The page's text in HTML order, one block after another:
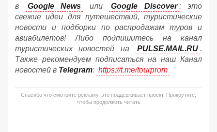
в
Google News или Google Discover : это
свежие идеи для путешествий, туристические
новости и подборки по распродажам туров и
авиабилетов! Либо подпишитесь на канал
туристических новостей на
PULSE.MAIL.RU .
Также рекомендуем подписаться на наш Канал
новостей в Telegram: https://t.me/tourprom
Спасибо что смотрите рекламу, это поддерживает проект. Прокрутите,
чтобы продолжить читать